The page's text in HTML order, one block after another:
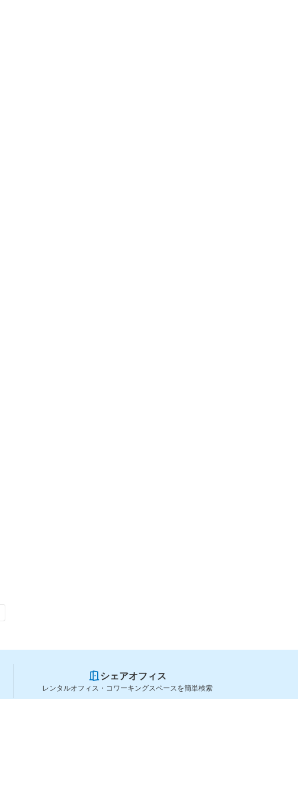
シェアオフィス
レンタルオフィス・コワーキングスペースを簡単検索